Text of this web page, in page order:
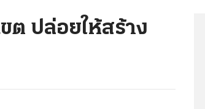
ต ปล่อยให้สร้าง